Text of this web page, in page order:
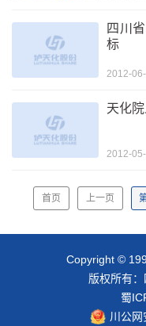
四川
标
2012-
天化
2012-
首页 上一页
Copyright ©
版权所有
蜀
川公